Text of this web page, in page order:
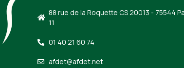
88 rue de la Roquette CS 20013 - 75544
11
01 40 21 60 74
afdet@afdet.net